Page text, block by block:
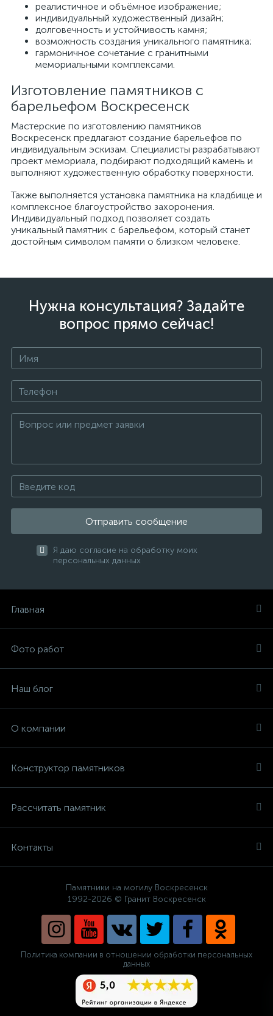
реалистичное и объёмное изображение;
индивидуальный художественный дизайн;
долговечность и устойчивость камня;
возможность создания уникального памятника;
гармоничное сочетание с гранитными
мемориальными комплексами.
Изготовление памятников с
барельефом Воскресенск
Мастерские по изготовлению памятников
Воскресенск предлагают создание барельефов по
индивидуальным эскизам. Специалисты разрабатывают
проект мемориала, подбирают подходящий камень и
выполняют художественную обработку поверхности.
Также выполняется установка памятника на кладбище и
комплексное благоустройство захоронения.
Индивидуальный подход позволяет создать
уникальный памятник с барельефом, который станет
достойным символом памяти о близком человеке.
Нужна консультация? Задайте
вопрос прямо сейчас!
Отправить сообщение
Я даю согласие на обработку моих
персональных данных
Главная
Фото работ
Наш блог
О компании
Конструктор памятников
Рассчитать памятник
Контакты
Памятники на могилу Воскресенск
1992-2026 © Гранит Воскресенск
Политика компании в отношении обработки персональных
данных